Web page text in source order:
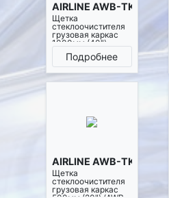
AIRLINE AWB-TK-1000
Щетка
стеклоочистителя
грузовая каркас
1000мм (40")
(AWB-TK-1000)
Подробнее
AIRLINE AWB-TK-500
Щетка
стеклоочистителя
грузовая каркас